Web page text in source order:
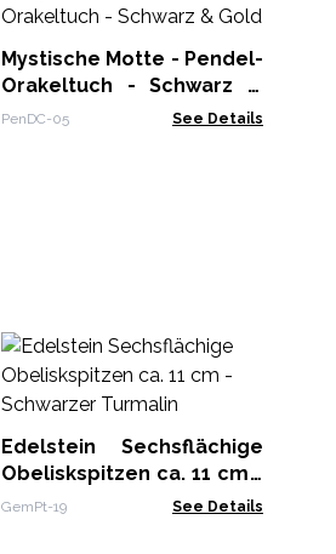
Mystische Motte - Pendel-
Orakeltuch - Schwarz &
Gold
PenDC-05 See Details
Edelstein Sechsflächige
Obeliskspitzen ca. 11 cm -
Schwarzer Turmalin
GemPt-19 See Details